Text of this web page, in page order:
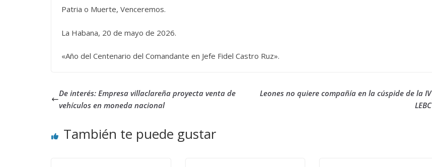
Patria o Muerte, Venceremos.
La Habana, 20 de mayo de 2026.
«Año del Centenario del Comandante en Jefe Fidel Castro Ruz».
De interés: Empresa villaclareña proyecta venta de
vehículos en moneda nacional
Leones no quiere compañía en la cúspide de la IV
LEBC
También te puede gustar